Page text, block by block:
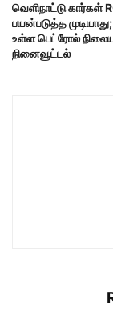
வெளிநாட்டு கார்கள்
பயன்படுத்த
உள்ள பெட்ரோல்
நினைவூட்டல்